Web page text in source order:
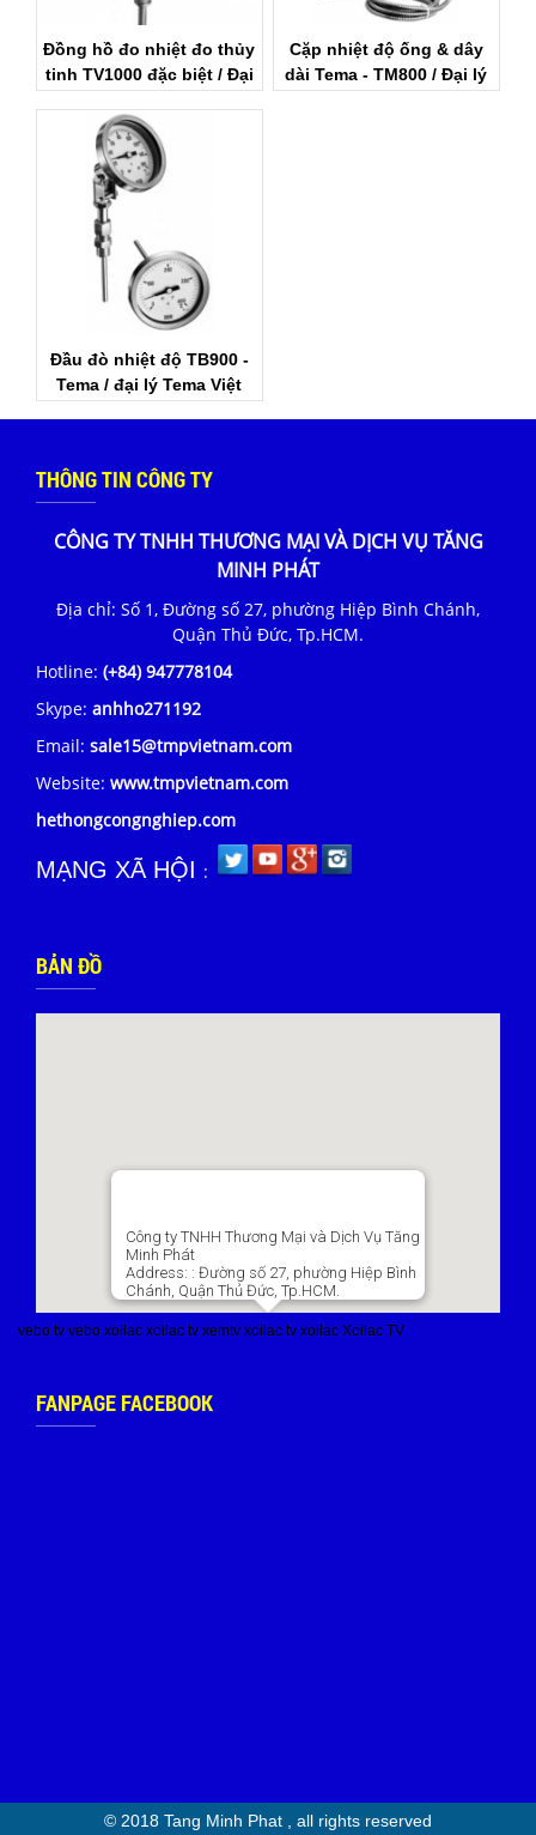
Đồng hồ đo nhiệt đo thủy
tinh TV1000 đặc biệt / Đại
Nam
Cặp nhiệt độ ống & dây
dài Tema - TM800 / Đại lý
Đầu đò nhiệt độ TB900 -
Tema / đại lý Tema Việt
THÔNG TIN CÔNG TY
CÔNG TY TNHH THƯƠNG MẠI VÀ DỊCH VỤ TĂNG
MINH PHÁT
Địa chỉ: Số 1, Đường số 27, phường Hiệp Bình Chánh,
Quận Thủ Đức, Tp.HCM.
Hotline: (+84) 947778104
Skype: anhho271192
Email: sale15@tmpvietnam.com
Website: www.tmpvietnam.com
hethongcongnghiep.com
MẠNG XÃ HỘI :
BẢN ĐỒ
Công ty TNHH Thương Mại và Dịch Vụ Tăng
Minh Phát
Address: : Đường số 27, phường Hiệp Bình
Chánh, Quận Thủ Đức, Tp.HCM.
vebo tv vebo xoilac xoilac tv xemtv xoilac tv xoilac Xoilac TV
FANPAGE FACEBOOK
© 2018 Tang Minh Phat , all rights reserved